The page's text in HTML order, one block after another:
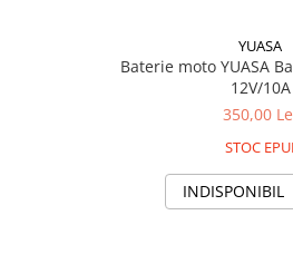
YUASA
Baterie moto YUASA
12V/10A
350,00
STOC
INDISPONIBIL